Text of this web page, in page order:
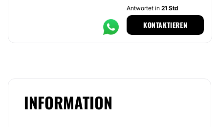
Antwortet in 21 Std
KONTAKTIEREN
INFORMATION